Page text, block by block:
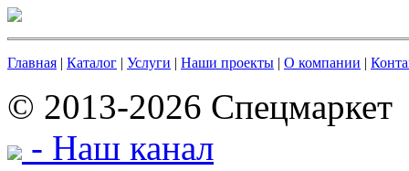
Главная | Каталог | Услуги | Наши проекты | О компании |
© 2013-2026 Спецмаркет
- Наш канал